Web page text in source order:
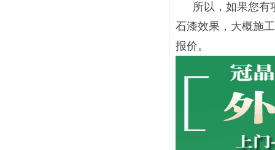
所以，如果您有
石漆效果，大概施
报价。